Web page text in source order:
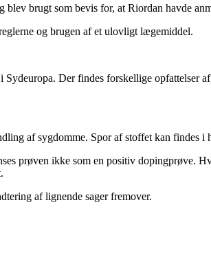
brugt som bevis for, at Riordan havde
og brugen af et ulovligt lægemiddel.
Der findes forskellige opfattelser
af sygdomme. Spor af stoffet kan findes i
prøven ikke som en positiv dopingprøve.
af lignende sager fremover.